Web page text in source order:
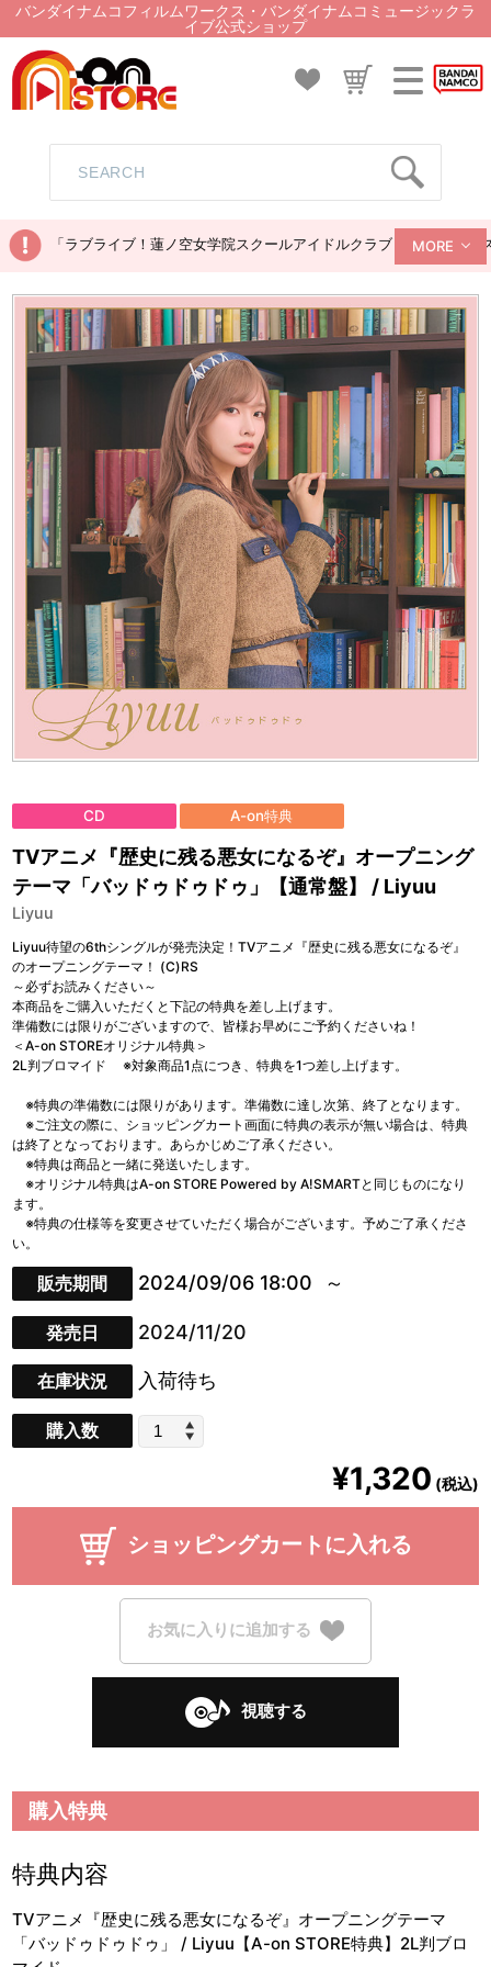
バンダイナムコフィルムワークス・バンダイナムコミュージックラ
イブ公式ショップ
「ラブライブ！蓮ノ空女学院スクールアイドルクラブ ぬいぐるみ
MORE
CD A-on特典
TVアニメ『歴史に残る悪女になるぞ』オープニング
テーマ「バッドゥドゥドゥ」【通常盤】 / Liyuu
Liyuu
Liyuu待望の6thシングルが発売決定！TVアニメ『歴史に残る悪女になるぞ』
のオープニングテーマ！ (C)RS
～必ずお読みください～
本商品をご購入いただくと下記の特典を差し上げます。
準備数には限りがございますので、皆様お早めにご予約くださいね！
＜A-on STOREオリジナル特典＞
2L判ブロマイド ※対象商品1点につき、特典を1つ差し上げます。
※特典の準備数には限りがあります。準備数に達し次第、終了となります。
※ご注文の際に、ショッピングカート画面に特典の表示が無い場合は、特典
は終了となっております。あらかじめご了承ください。
※特典は商品と一緒に発送いたします。
※オリジナル特典はA-on STORE Powered by A!SMARTと同じものになり
ます。
※特典の仕様等を変更させていただく場合がございます。予めご了承くださ
い。
販売期間 2024/09/06 18:00
発売日 2024/11/20
在庫状況 入荷待ち
購入数
¥1,320 (税込)
ショッピングカートに入れる
お気に入りに追加する
視聴する
購入特典
特典内容
TVアニメ『歴史に残る悪女になるぞ』オープニングテーマ
「バッドゥドゥドゥ」 / Liyuu【A-on STORE特典】2L判ブロ